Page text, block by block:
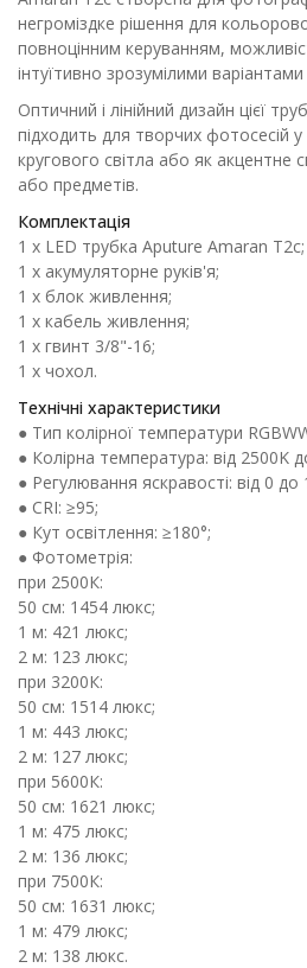
негроміздке рішення для
повноцінним керуванням,
інтуїтивно зрозумілими
Оптичний і лінійний дизайн цієї
підходить для творчих фотосесій
кругового світла або як акцентне
або предметів.
Комплектація
1 х LED трубка Aputure Amaran T2c;
1 х акумуляторне руків'я;
1 х блок живлення;
1 х кабель живлення;
1 х гвинт 3/8"-16;
1 х чохол.
Технічні характеристики
● Тип колірної температури
● Колірна температура: від 2500K
● Регулювання яскравості: від 0 до
● CRI: ≥95;
● Кут освітлення: ≥180°;
● Фотометрія:
при 2500К:
50 см: 1454 люкс;
1 м: 421 люкс;
2 м: 123 люкс;
при 3200К:
50 см: 1514 люкс;
1 м: 443 люкс;
2 м: 127 люкс;
при 5600К:
50 см: 1621 люкс;
1 м: 475 люкс;
2 м: 136 люкс;
при 7500К:
50 см: 1631 люкс;
1 м: 479 люкс;
2 м: 138 люкс.